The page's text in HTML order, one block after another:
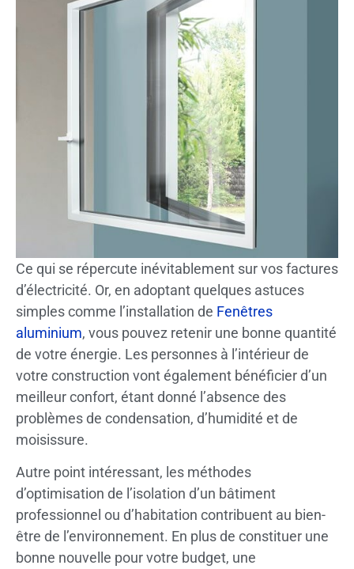
Ce qui se répercute inévitablement sur vos factures
d’électricité. Or, en adoptant quelques astuces
simples comme l’installation de Fenêtres
aluminium, vous pouvez retenir une bonne quantité
de votre énergie. Les personnes à l’intérieur de
votre construction vont également bénéficier d’un
meilleur confort, étant donné l’absence des
problèmes de condensation, d’humidité et de
moisissure.
Autre point intéressant, les méthodes
d’optimisation de l’isolation d’un bâtiment
professionnel ou d’habitation contribuent au bien-
être de l’environnement. En plus de constituer une
bonne nouvelle pour votre budget, une